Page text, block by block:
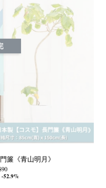
簾《青山明月》
-52.9%